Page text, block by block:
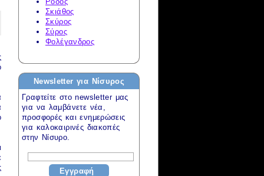
Σκιάθος
Σκύρος
Σύρος
Φολέγανδρος
Newsletter για Νίσυρος
Γραφτείτε στο newsletter μας
για να λαμβάνετε νέα,
προσφορές και ενημερώσεις
για καλοκαιρινές διακοπές
στην Νίσυρο.
Εγγραφή